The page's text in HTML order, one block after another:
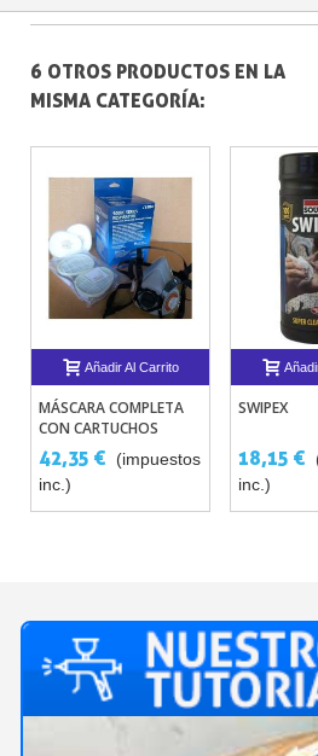
6 OTROS PRODUCTOS EN LA
MISMA CATEGORÍA:
Añadir Al Carrito
MÁSCARA COMPLETA
CON CARTUCHOS
REUTILIZABLE
42,35 €
(impuestos
inc.)
SWIPEX
18,15 €
inc.)